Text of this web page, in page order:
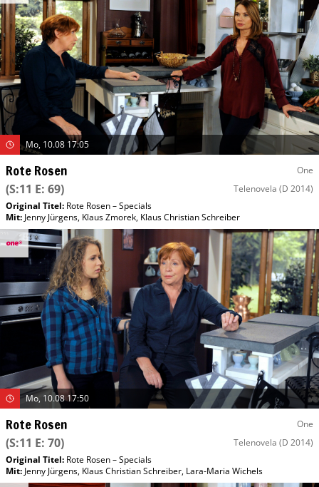
Mo, 10.08 17:05
Rote Rosen One
(S:11 E: 69) Telenovela (D 2014)
Original Titel: Rote Rosen – Specials
Mit: Jenny Jürgens, Klaus Zmorek, Klaus Christian Schreiber
Mo, 10.08 17:50
Rote Rosen One
(S:11 E: 70) Telenovela (D 2014)
Original Titel: Rote Rosen – Specials
Mit: Jenny Jürgens, Klaus Christian Schreiber, Lara-Maria Wichels